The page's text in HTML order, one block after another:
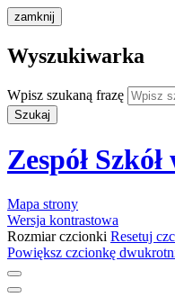
zamknij
Wyszukiwarka
Wpisz szukaną frazę
Szukaj
Zespół
Mapa strony
Wersja kontrastowa
Rozmiar czcionki Resetuj
Powiększ czcionkę